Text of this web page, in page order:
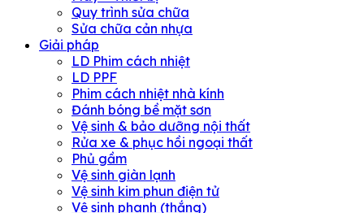
Quy trình sửa chữa
Sửa chữa cản nhựa
Giải pháp
LD Phim cách nhiệt
LD PPF
Phim cách nhiệt nhà kính
Đánh bóng bề mặt sơn
Vệ sinh & bảo dưỡng nội thất
Rửa xe & phục hồi ngoại thất
Phủ gầm
Vệ sinh giàn lạnh
Vệ sinh kim phun điện tử
Vệ sinh phanh (thắng)